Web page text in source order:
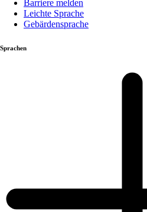
Barriere melden
Leichte Sprache
Gebärdensprache
Sprachen